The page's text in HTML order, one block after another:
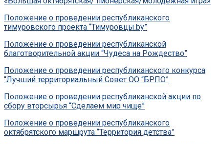
Положение о проведении республиканского
тимуровского проекта “Тимуровцы.by”
Положение о проведении республиканской
благотворительной акции “Чудеса на Рождество”
Положение о проведении республиканского конкурса
“Лучший территориальный Совет ОО “БРПО”
Положение о проведении республиканской акции по
сбору вторсырья “Сделаем мир чище”
Положение о проведении республиканского
октябрятского маршрута “Территория детства”